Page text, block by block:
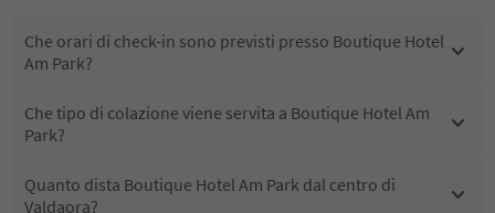
Che orari di check-in sono previsti presso Boutique Hotel
Am Park?
Che tipo di colazione viene servita a Boutique Hotel Am
Park?
Quanto dista Boutique Hotel Am Park dal centro di
Valdaora?